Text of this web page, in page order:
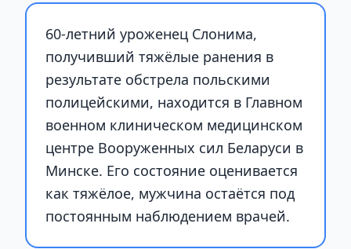
60-летний уроженец Слонима,
получивший тяжёлые ранения в
результате обстрела польскими
полицейскими, находится в Главном
военном клиническом медицинском
центре Вооруженных сил Беларуси в
Минске. Его состояние оценивается
как тяжёлое, мужчина остаётся под
постоянным наблюдением врачей.